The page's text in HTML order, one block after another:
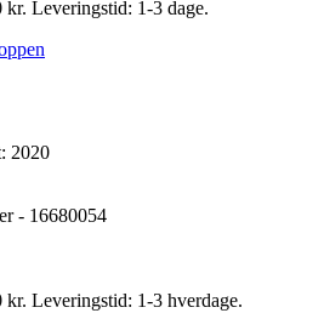
kr. Leveringstid: 1-3 dage.
2020
- 16680054
kr. Leveringstid: 1-3 hverdage.